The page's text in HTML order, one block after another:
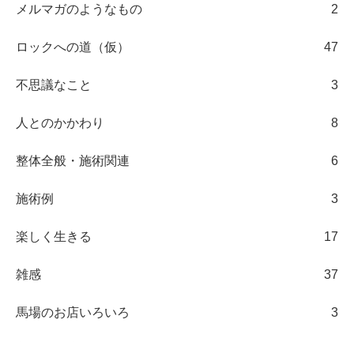
メルマガのようなもの 2
ロックへの道（仮） 47
不思議なこと 3
人とのかかわり 8
整体全般・施術関連 6
施術例 3
楽しく生きる 17
雑感 37
馬場のお店いろいろ 3